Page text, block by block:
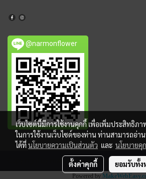
@narmonflower
Copy right by makewebeasy.com
Powered by
เว็บไซต์นี้มีการใช้งานคุกกี้ เพื่อเพิ่มประสิทธิภ
ในการใช้งานเว็บไซต์ของท่าน ท่านสามารถอ่า
ได้ที่นโยบายความเป็นส่วนตัว และ นโยบายคุ
ตั้งค่าคุกกี้ ยอมรับทั้ง